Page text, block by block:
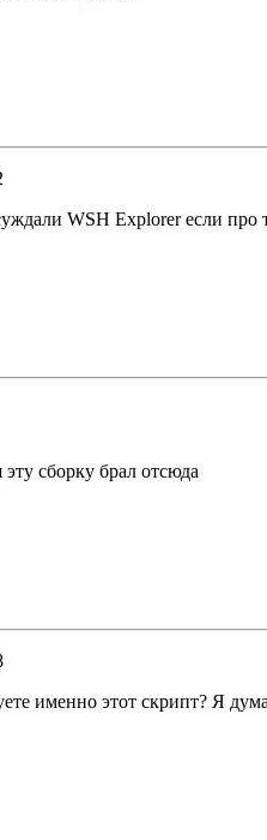
WSH Explorer если про
эту сборку брал отсюда
именно этот скрипт? Я